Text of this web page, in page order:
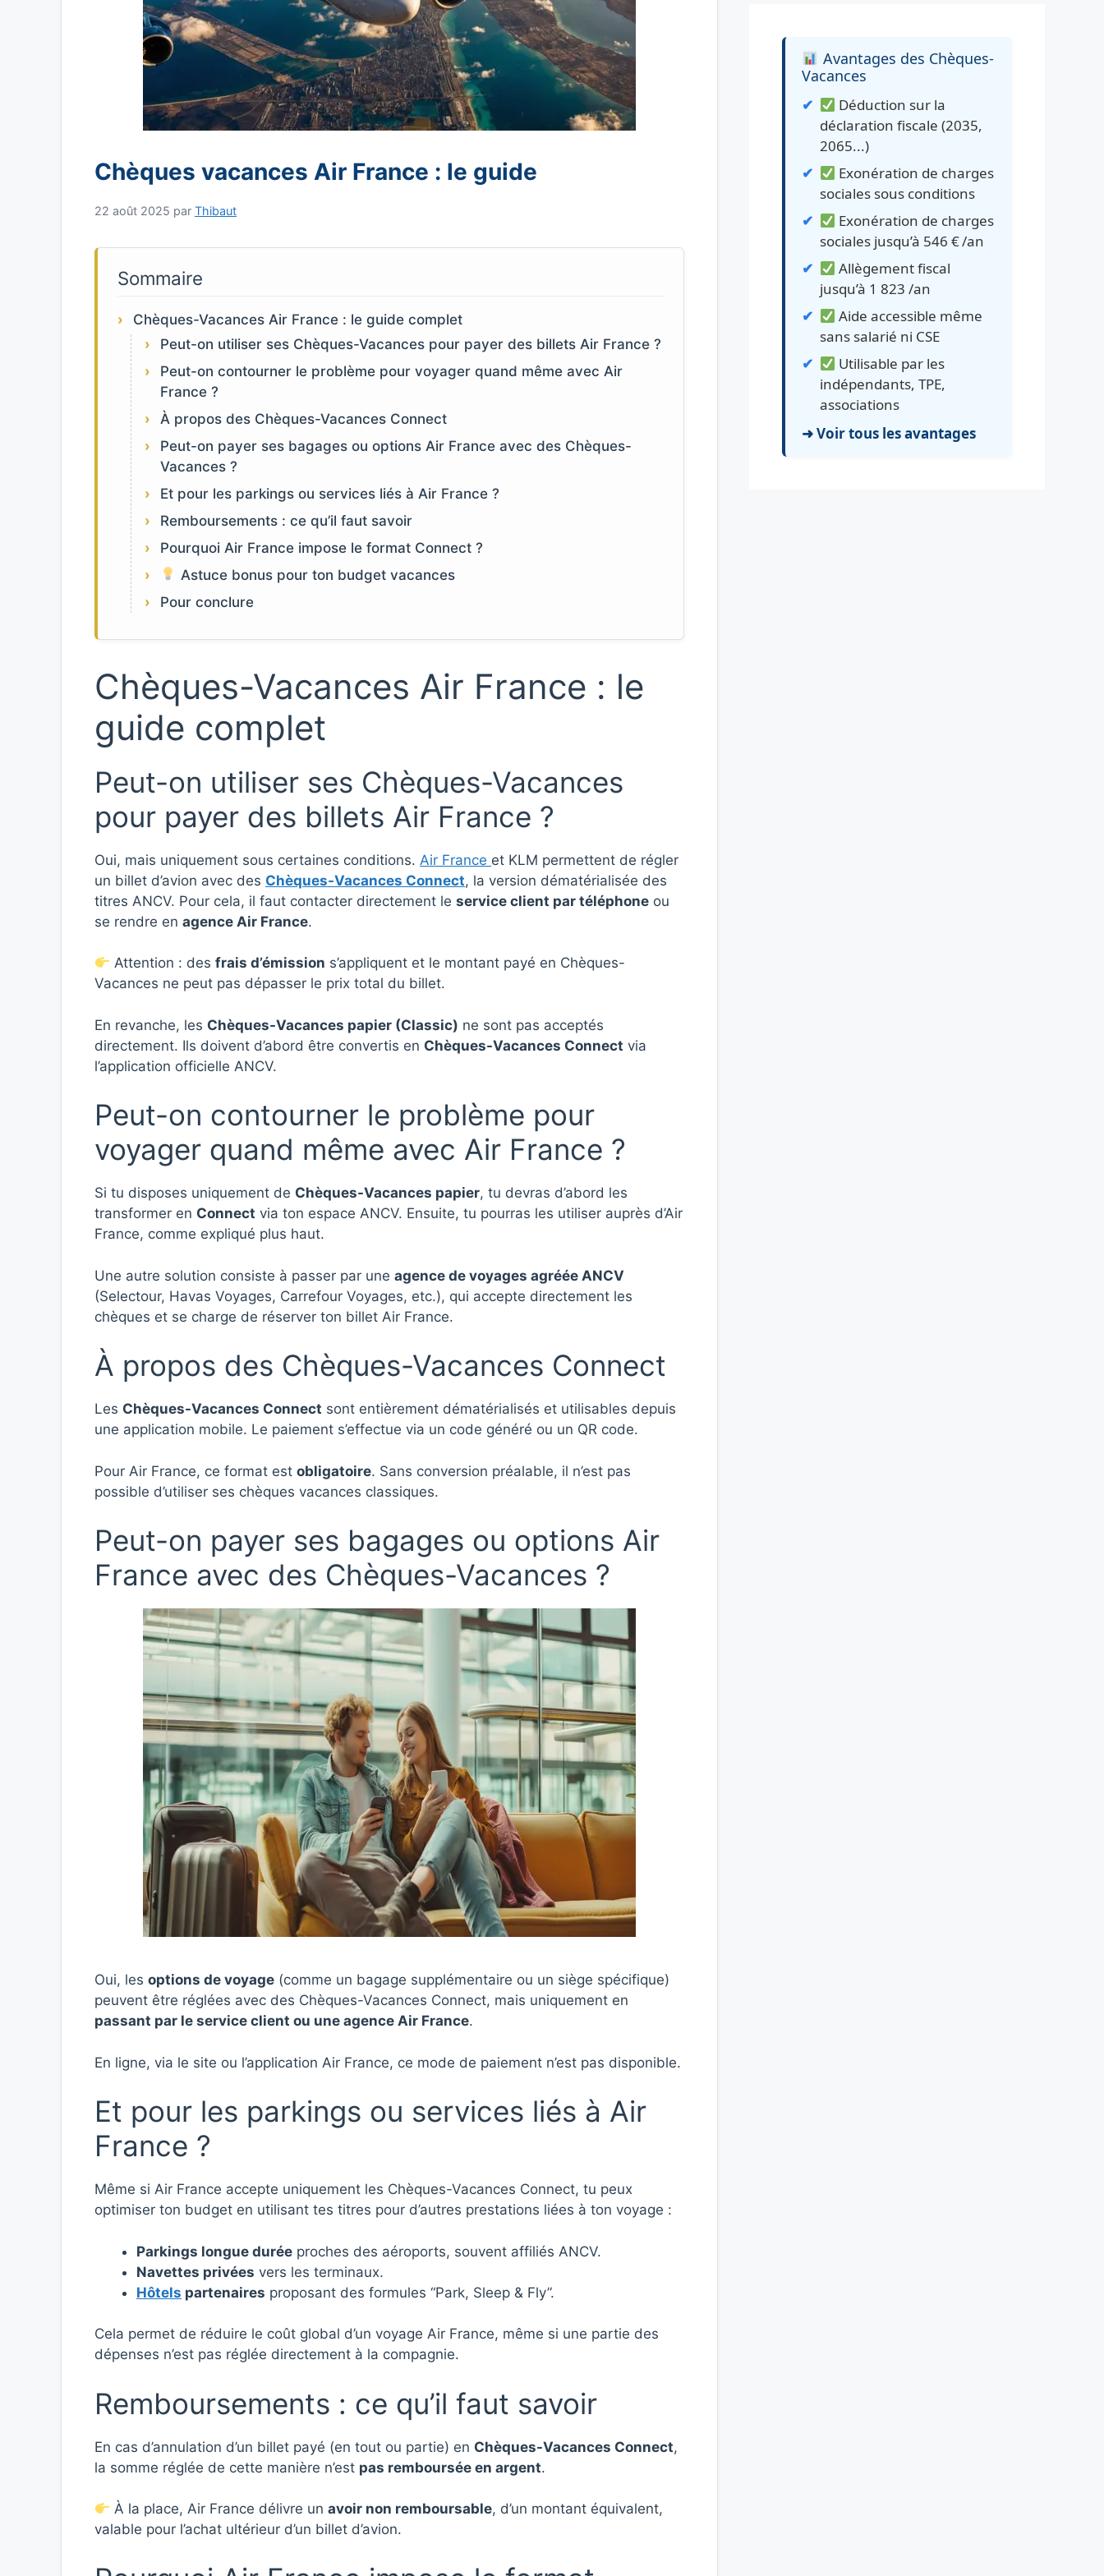
Chèques vacances Air France : le guide
22 août 2025 par Thibaut
Sommaire
Chèques-Vacances Air France : le guide complet
Peut-on utiliser ses Chèques-Vacances pour payer des billets Air France ?
Peut-on contourner le problème pour voyager quand même avec Air
France ?
À propos des Chèques-Vacances Connect
Peut-on payer ses bagages ou options Air France avec des Chèques-
Vacances ?
Et pour les parkings ou services liés à Air France ?
Remboursements : ce qu’il faut savoir
Pourquoi Air France impose le format Connect ?
Astuce bonus pour ton budget vacances
Pour conclure
Chèques-Vacances Air France : le
guide complet
Peut-on utiliser ses Chèques-Vacances
pour payer des billets Air France ?
Oui, mais uniquement sous certaines conditions. Air France et KLM permettent de régler
un billet d’avion avec des Chèques-Vacances Connect, la version dématérialisée des
titres ANCV. Pour cela, il faut contacter directement le service client par téléphone ou
se rendre en agence Air France.
Attention : desfrais d’émission s’appliquent et le montant payé en Chèques-
Vacances ne peut pas dépasser le prix total du billet.
En revanche, les Chèques-Vacances papier (Classic) ne sont pas acceptés
directement. Ils doivent d’abord être convertis en Chèques-Vacances Connect via
l’application officielle ANCV.
Peut-on contourner le problème pour
voyager quand même avec Air France ?
Si tu disposes uniquement de Chèques-Vacances papier, tu devras d’abord les
transformer en Connect via ton espace ANCV. Ensuite, tu pourras les utiliser auprès d’Air
France, comme expliqué plus haut.
Une autre solution consiste à passer par une agence de voyages agréée ANCV
(Selectour, Havas Voyages, Carrefour Voyages, etc.), qui accepte directement les
chèques et se charge de réserver ton billet Air France.
À propos des Chèques-Vacances Connect
Les Chèques-Vacances Connect sont entièrement dématérialisés et utilisables depuis
une application mobile. Le paiement s’effectue via un code généré ou un QR code.
Pour Air France, ce format est obligatoire. Sans conversion préalable, il n’est pas
possible d’utiliser ses chèques vacances classiques.
Peut-on payer ses bagages ou options Air
France avec des Chèques-Vacances ?
Oui, les options de voyage (comme un bagage supplémentaire ou un siège spécifique)
peuvent être réglées avec des Chèques-Vacances Connect, mais uniquement en
passant par le service client ou une agence Air France.
En ligne, via le site ou l’application Air France, ce mode de paiement n’est pas disponible.
Et pour les parkings ou services liés à Air
France ?
Même si Air France accepte uniquement les Chèques-Vacances Connect, tu peux
optimiser ton budget en utilisant tes titres pour d’autres prestations liées à ton voyage :
Parkings longue durée proches des aéroports, souvent affiliés ANCV.
Navettes privées vers les terminaux.
Hôtels partenaires proposant des formules “Park, Sleep & Fly”.
Cela permet de réduire le coût global d’un voyage Air France, même si une partie des
dépenses n’est pas réglée directement à la compagnie.
Remboursements : ce qu’il faut savoir
En cas d’annulation d’un billet payé (en tout ou partie) en Chèques-Vacances Connect,
la somme réglée de cette manière n’est pas remboursée en argent.
À la place, Air France délivre unavoir non remboursable, d’un montant équivalent,
valable pour l’achat ultérieur d’un billet d’avion.
Avantages des Chèques-
Vacances
Déduction sur la
déclaration fiscale (2035,
2065...)
Exonération de charges
sociales sous conditions
Exonération de charges
sociales jusqu’à 546 € /an
Allègement fiscal
jusqu’à 1 823 /an
Aide accessible même
sans salarié ni CSE
Utilisable par les
indépendants, TPE,
associations
➜ Voir tous les avantages